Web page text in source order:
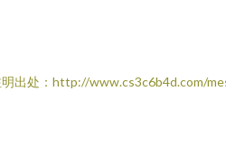
出处：http://www.cs3c6b4d.com/